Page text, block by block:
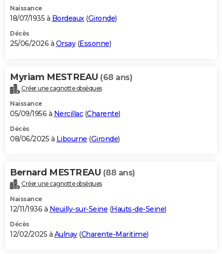
Dictionnaire
Biographies
Citations
Expressions
Proverbes
PROGRAMME TV
S'inscrire
Se connecter
Lycées
Collèges
Primaires
Universités
Entreprises
Service militaire
Avis de recherche
AVIS DE DÉCÈS
Bricolage
Lifestyle
Culture
Sport
Auto
Television
Voyage
Cinema
Naissance
18/07/1935 à Bordeaux(Gironde)
Décès
25/06/2026 à Orsay(Essonne)
Myriam MESTREAU (68 ans)
Créer une cagnotte obsèques
Naissance
05/09/1956 à Nercillac(Charente)
Décès
08/06/2025 à Libourne (Gironde)
Bernard MESTREAU (88 ans)
Créer une cagnotte obsèques
Naissance
12/11/1936 à Neuilly-sur-Seine (Hauts-de-Seine)
Décès
12/02/2025 à Aulnay(Charente-Maritime)